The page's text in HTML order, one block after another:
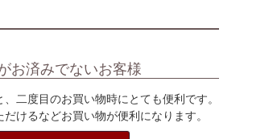
お済みでないお客様
二度目のお買い物時にとても便利です。
けるなどお買い物が便利になります。